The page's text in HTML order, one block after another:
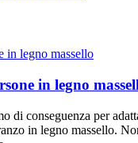
in legno
di conseguenza per
in legno massello.